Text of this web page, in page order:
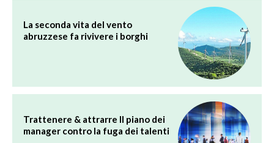
La seconda vita del vento
abruzzese fa rivivere i borghi
Trattenere & attrarre Il piano dei
manager contro la fuga dei talenti